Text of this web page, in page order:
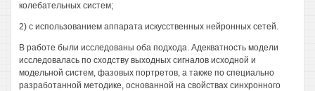
колебательных систем;
2) с использованием аппарата искусственных нейронных сетей.
В работе были исследованы оба подхода. Адекватность модели
исследовалась по сходству выходных сигналов исходной и
модельной систем, фазовых портретов, а также по специально
разработанной методике, основанной на свойствах синхронного